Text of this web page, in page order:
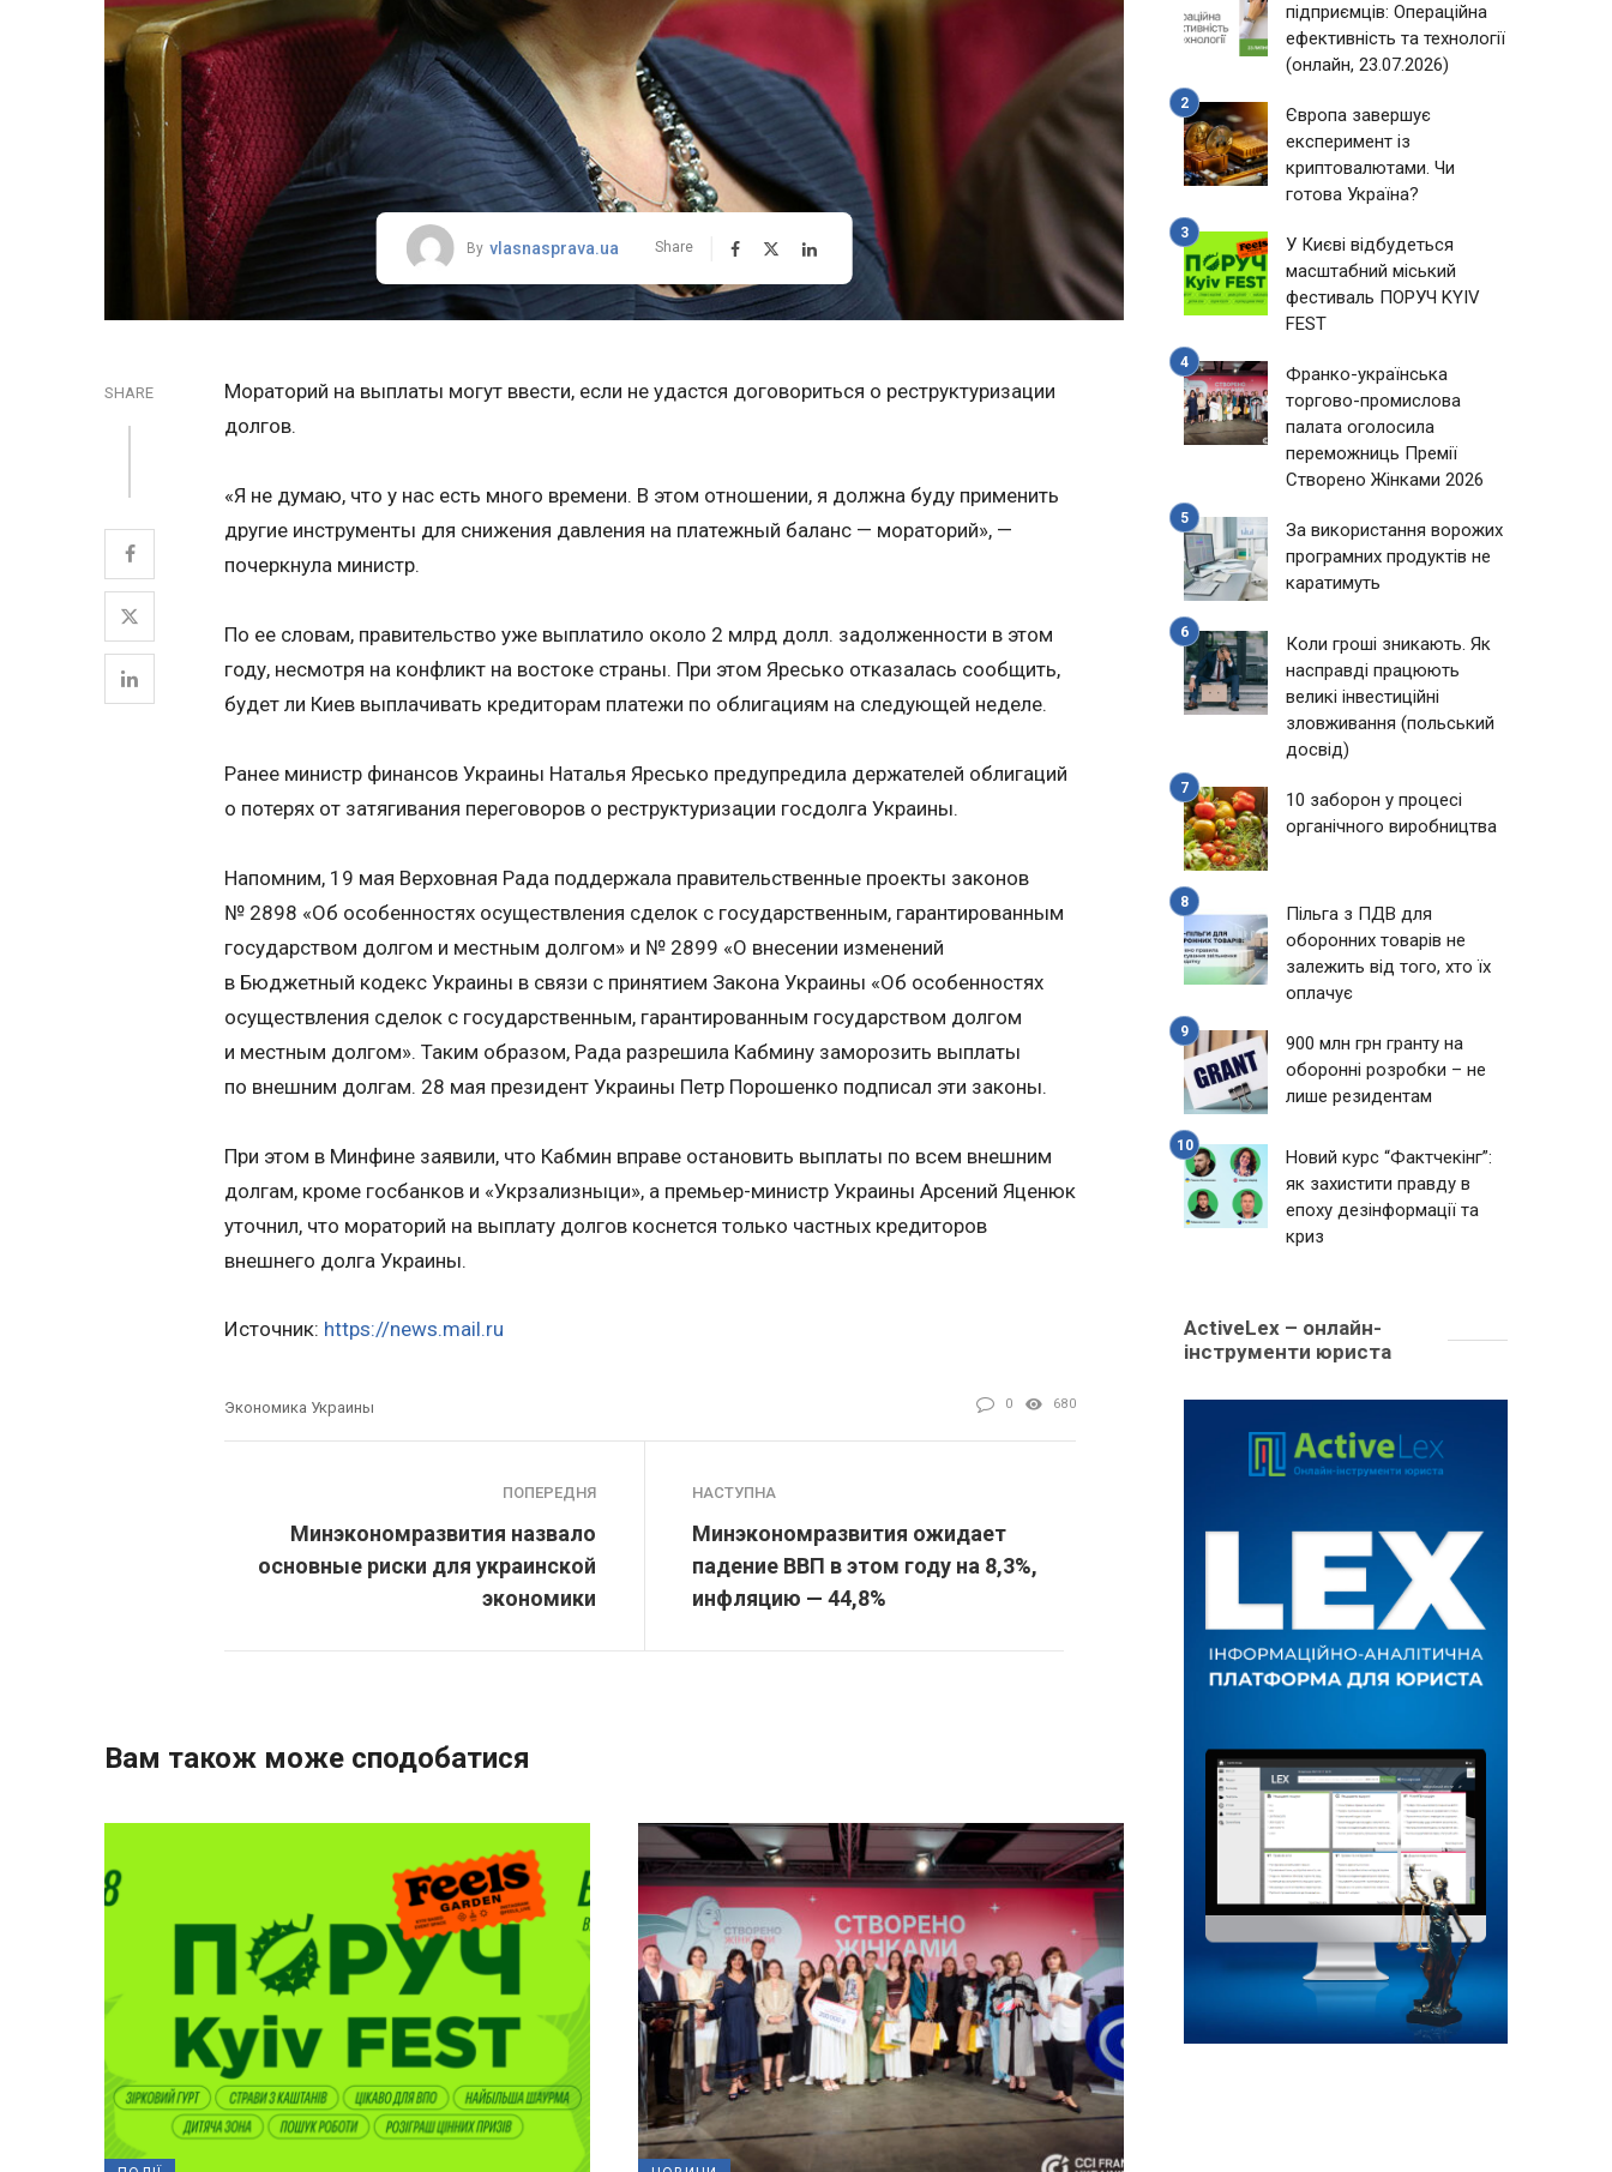
By vlasnasprava.ua Share
SHARE
Мораторий на выплаты могут ввести, если не удастся договориться о реструктуризации
долгов.
«Я не думаю, что у нас есть много времени. В этом отношении, я должна буду применить
другие инструменты для снижения давления на платежный баланс — мораторий», —
почеркнула министр.
По ее словам, правительство уже выплатило около 2 млрд долл. задолженности в этом
году, несмотря на конфликт на востоке страны. При этом Яресько отказалась сообщить,
будет ли Киев выплачивать кредиторам платежи по облигациям на следующей неделе.
Ранее министр финансов Украины Наталья Яресько предупредила держателей облигаций
о потерях от затягивания переговоров о реструктуризации госдолга Украины.
Напомним, 19 мая Верховная Рада поддержала правительственные проекты законов
№ 2898 «Об особенностях осуществления сделок с государственным, гарантированным
государством долгом и местным долгом» и № 2899 «О внесении изменений
в Бюджетный кодекс Украины в связи с принятием Закона Украины «Об особенностях
осуществления сделок с государственным, гарантированным государством долгом
и местным долгом». Таким образом, Рада разрешила Кабмину заморозить выплаты
по внешним долгам. 28 мая президент Украины Петр Порошенко подписал эти законы.
При этом в Минфине заявили, что Кабмин вправе остановить выплаты по всем внешним
долгам, кроме госбанков и «Укрзализныци», а премьер-министр Украины Арсений Яценюк
уточнил, что мораторий на выплату долгов коснется только частных кредиторов
внешнего долга Украины.
Источник: https://news.mail.ru
Экономика Украины 0 680
ПОПЕРЕДНЯ
Минэкономразвития назвало
основные риски для украинской
экономики
НАСТУПНА
Минэкономразвития ожидает
падение ВВП в этом году на 8,3%,
инфляцию — 44,8%
Вам також може сподобатися
підприємців: Операційна
ефективність та технології
(онлайн, 23.07.2026)
Європа завершує
експеримент із
криптовалютами. Чи
готова Україна?
У Києві відбудеться
масштабний міський
фестиваль ПОРУЧ KYIV
FEST
Франко-українська
торгово-промислова
палата оголосила
переможниць Премії
Створено Жінками 2026
За використання ворожих
програмних продуктів не
каратимуть
Коли гроші зникають. Як
насправді працюють
великі інвестиційні
зловживання (польський
досвід)
10 заборон у процесі
органічного виробництва
Пільга з ПДВ для
оборонних товарів не
залежить від того, хто їх
оплачує
900 млн грн гранту на
оборонні розробки – не
лише резидентам
Новий курс “Фактчекінг”:
як захистити правду в
епоху дезінформації та
криз
ActiveLex – онлайн-
інструменти юриста